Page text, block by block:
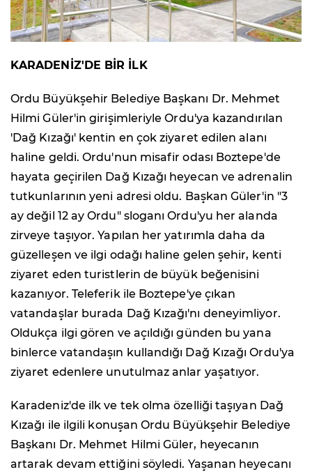
KARADENİZ'DE BİR İLK
Ordu Büyükşehir Belediye Başkanı Dr. Mehmet
Hilmi Güler'in girişimleriyle Ordu'ya kazandırılan
'Dağ Kızağı' kentin en çok ziyaret edilen alanı
haline geldi. Ordu'nun misafir odası Boztepe'de
hayata geçirilen Dağ Kızağı heyecan ve adrenalin
tutkunlarının yeni adresi oldu. Başkan Güler'in "3
ay değil 12 ay Ordu" sloganı Ordu'yu her alanda
zirveye taşıyor. Yapılan her yatırımla daha da
güzelleşen ve ilgi odağı haline gelen şehir, kenti
ziyaret eden turistlerin de büyük beğenisini
kazanıyor. Teleferik ile Boztepe'ye çıkan
vatandaşlar burada Dağ Kızağı'nı deneyimliyor.
Oldukça ilgi gören ve açıldığı günden bu yana
binlerce vatandaşın kullandığı Dağ Kızağı Ordu'ya
ziyaret edenlere unutulmaz anlar yaşatıyor.
Karadeniz'de ilk ve tek olma özelliği taşıyan Dağ
Kızağı ile ilgili konuşan Ordu Büyükşehir Belediye
Başkanı Dr. Mehmet Hilmi Güler, heyecanın
artarak devam ettiğini söyledi. Yaşanan heyecanı